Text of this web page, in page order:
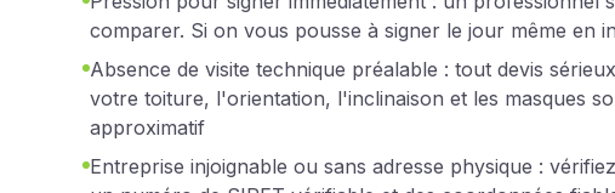
comparer. Si on vous pousse à signer le jour même en
Absence de visite technique préalable : tout devis
votre toiture, l'orientation, l'inclinaison et les masques
approximatif
Entreprise injoignable ou sans adresse physique :